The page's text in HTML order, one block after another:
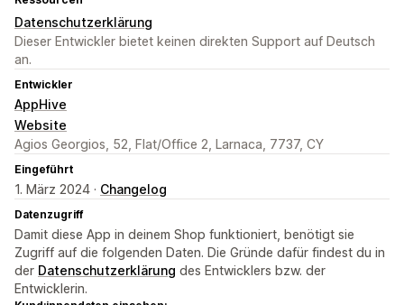
Datenschutzerklärung
Dieser Entwickler bietet keinen direkten Support auf Deutsch
an.
Entwickler
AppHive
Website
Agios Georgios, 52, Flat/Office 2, Larnaca, 7737, CY
Eingeführt
1. März 2024 · Changelog
Datenzugriff
Damit diese App in deinem Shop funktioniert, benötigt sie
Zugriff auf die folgenden Daten. Die Gründe dafür findest du in
der Datenschutzerklärung des Entwicklers bzw. der
Entwicklerin.